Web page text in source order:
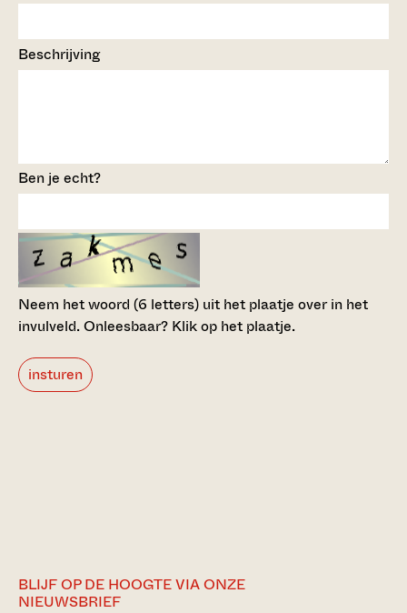
Beschrijving
Ben je echt?
Neem het woord (6 letters) uit het plaatje over in het
invulveld.Onleesbaar? Klik op het plaatje.
insturen
BLIJF OP DE HOOGTE VIA ONZE
NIEUWSBRIEF